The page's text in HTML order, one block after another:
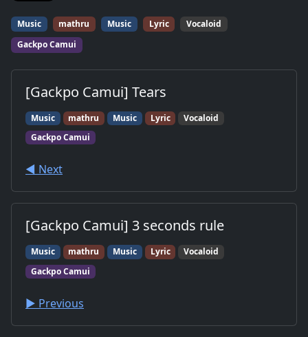
Music mathru Music Lyric
Vocaloid
Gackpo Camui
[Gackpo Camui] Tears
Music mathru Music Lyric
Vocaloid
Gackpo Camui
◀︎ Next
[Gackpo Camui] 3 seconds rule
Music mathru Music Lyric
Vocaloid
Gackpo Camui
▶︎ Previous